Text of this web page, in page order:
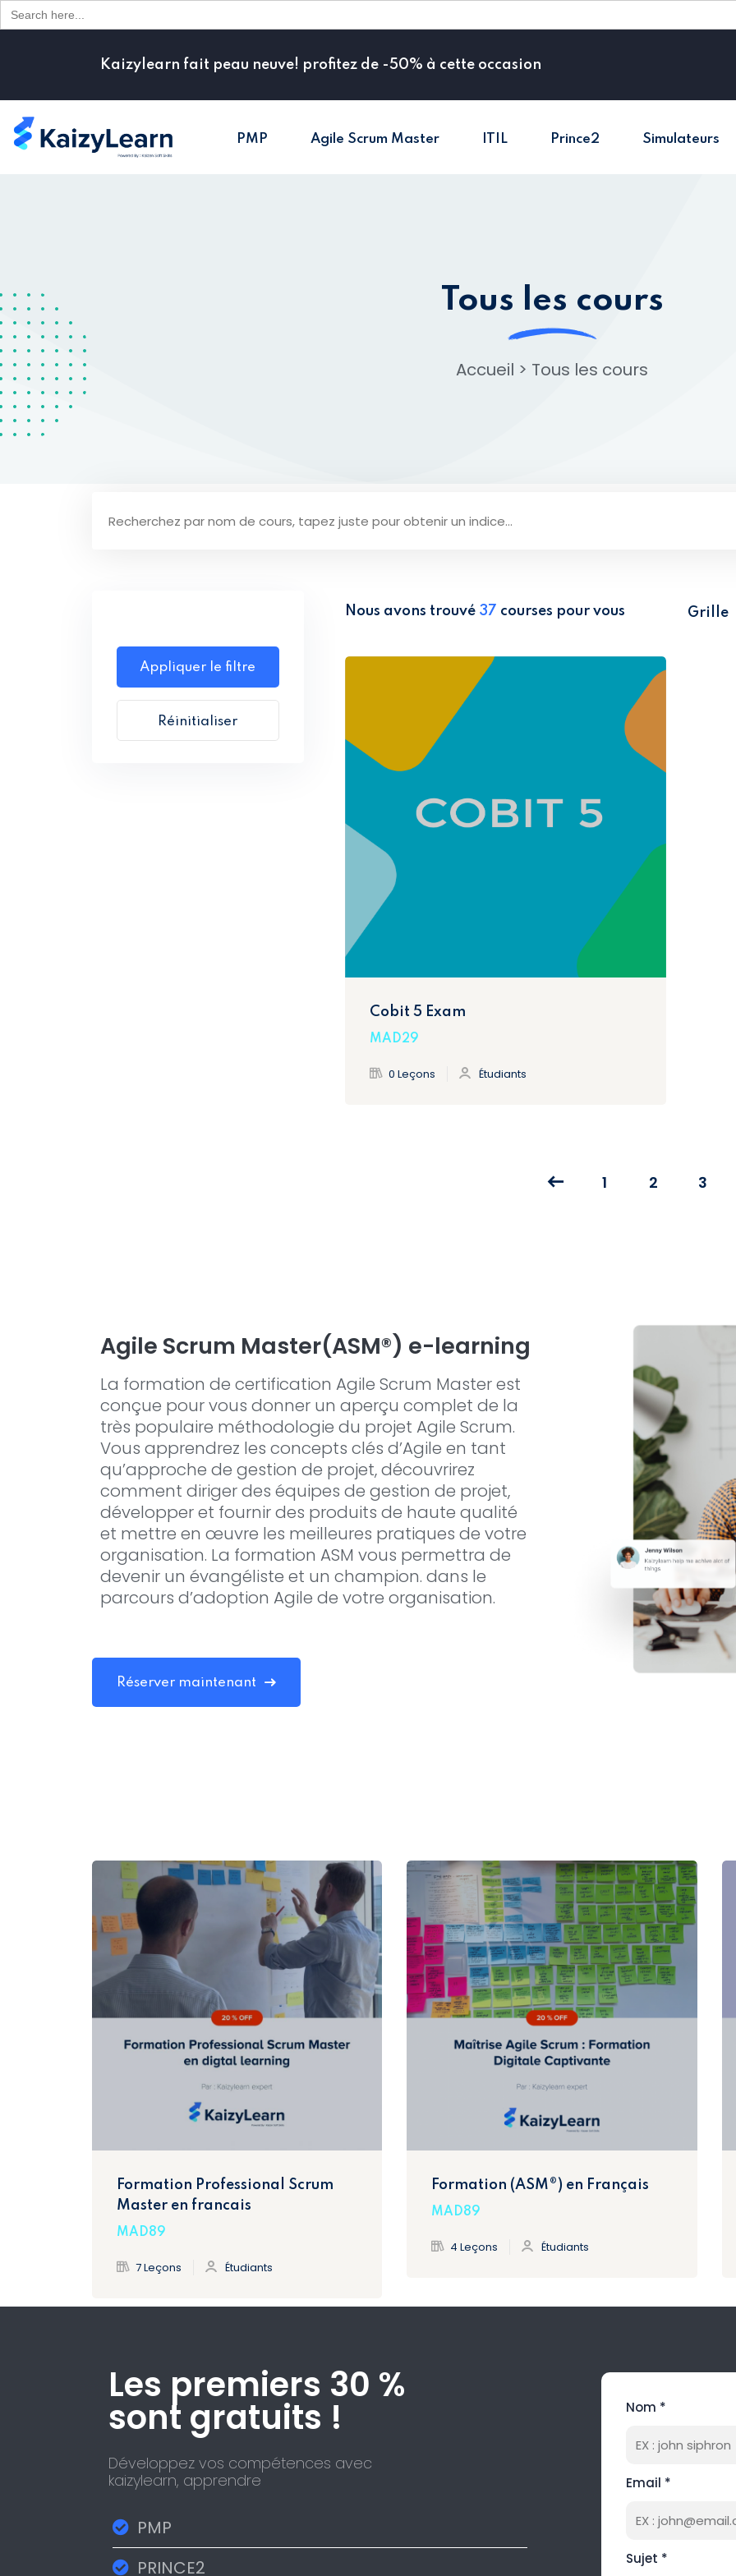
Search
for:
Kaizylearn fait peau neuve! profitez de -50% à cette occasion
PMP Agile Scrum Master ITIL Prince2 Simulateurs
Tous les cours
Accueil > Tous les cours​
Appliquer le filtre
Réinitialiser
Nous avons trouvé 37 courses pour vous Grille
Cobit 5 Exam
MAD29
0 Leçons Étudiants
1 2 3
Agile Scrum Master(ASM®) e-learning
La formation de certification Agile Scrum Master est
conçue pour vous donner un aperçu complet de la
très populaire méthodologie du projet Agile Scrum.
Vous apprendrez les concepts clés d’Agile en tant
qu’approche de gestion de projet, découvrirez
comment diriger des équipes de gestion de projet,
développer et fournir des produits de haute qualité
et mettre en œuvre les meilleures pratiques de votre
organisation. La formation ASM vous permettra de
devenir un évangéliste et un champion. dans le
parcours d’adoption Agile de votre organisation.
Réserver maintenant
Formation Professional Scrum
Master en francais
MAD89
7 Leçons Étudiants
Formation (ASM®) en Français
MAD89
4 Leçons Étudiants
Les premiers 30 %
sont gratuits !​
Développez vos compétences avec
kaizylearn, apprendre
PMP
PRINCE2
Nom *
Email *
Sujet *
Sign in Sign up